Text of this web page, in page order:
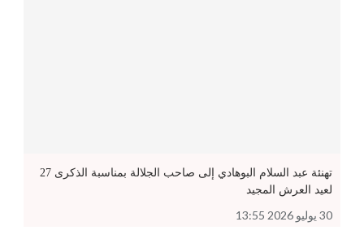
تهنئة عبد السلام البوهادي إلى صاحب الجلالة بمناسبة الذكرى 27
لعيد العرش المجيد
30 يوليو 2026 13:55